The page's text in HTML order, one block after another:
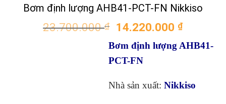
Bơm định lượng AHB41-PCT-FN Nikkiso
23.700.000₫
Giá
là:
23.700.000 ₫.
14.220.000 ₫Giá
tại
Bơm định lượng AHB41-
PCT-FN
Nhà sản xuất: Nikkiso